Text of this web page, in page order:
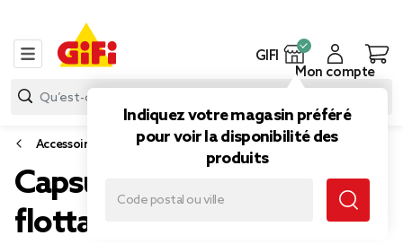
GIFI
Indiquez votre magasin préféré
pour voir la disponibilité des
produits
Mon compte
Accessoires et entretien piscine et spa
Capsule pour projecteur
flottant thème Summer x2